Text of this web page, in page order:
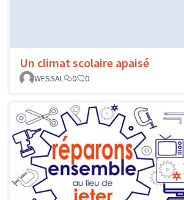
Un climat scolaire apaisé
WESSAL
0 0